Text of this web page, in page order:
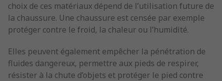
choix de ces matériaux dépend de l’utilisation future de
la chaussure. Une chaussure est censée par exemple
protéger contre le froid, la chaleur ou l’humidité.
Elles peuvent également empêcher la pénétration de
fluides dangereux, permettre aux pieds de respirer,
résister à la chute d’objets et protéger le pied contre